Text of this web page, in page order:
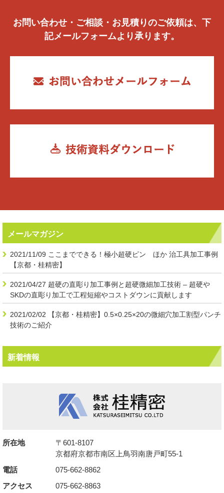
お問い合わせ・ご相談・お見積りのご依頼は、下
記メールフォームより承ります。
メールマガジン
2021/11/09 ここまでできる！極小超硬ピン ほか 治工具加工事例
【京都・桂精密】
2021/04/27 超硬の直彫り加工事例と超硬微細加工技術 – 超硬や
SKDの直彫り加工で工程短縮やコストダウンに貢献します
2021/02/02
【京都・桂精密】0.5×0.25×20の微細穴加工割型パンチ
技術のご紹介
新着情報
所在地
〒601-8107
京都府京都市南区上鳥羽南唐戸町55-1
電話
075-662-8862
アクセス
075-662-8863